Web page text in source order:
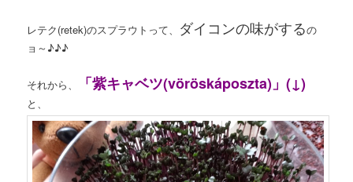
レテク(retek)のスプラウトって、 ダイコンの味がするの
ョ～♪♪♪
それから、 「紫キャベツ(vöröskáposzta)」(↓)
と、